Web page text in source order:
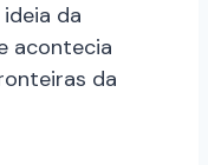
da
acontecia
da